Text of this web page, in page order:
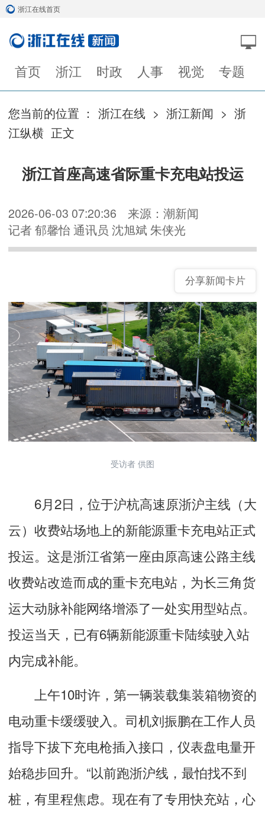
浙江在线首页
首页 浙江 时政 人事 视觉 专题
您当前的位置 ： 浙江在线 > 浙江新闻 > 浙
江纵横 正文
浙江首座高速省际重卡充电站投运
2026-06-03 07:20:36
来源：潮新闻
记者 郁馨怡 通讯员 沈旭斌 朱侠光
分享新闻卡片
受访者 供图
6月2日，位于沪杭高速原浙沪主线（大
云）收费站场地上的新能源重卡充电站正式
投运。这是浙江省第一座由原高速公路主线
收费站改造而成的重卡充电站，为长三角货
运大动脉补能网络增添了一处实用型站点。
投运当天，已有6辆新能源重卡陆续驶入站
内完成补能。
上午10时许，第一辆装载集装箱物资的
电动重卡缓缓驶入。司机刘振鹏在工作人员
指导下拔下充电枪插入接口，仪表盘电量开
始稳步回升。“以前跑浙沪线，最怕找不到
桩，有里程焦虑。现在有了专用快充站，心